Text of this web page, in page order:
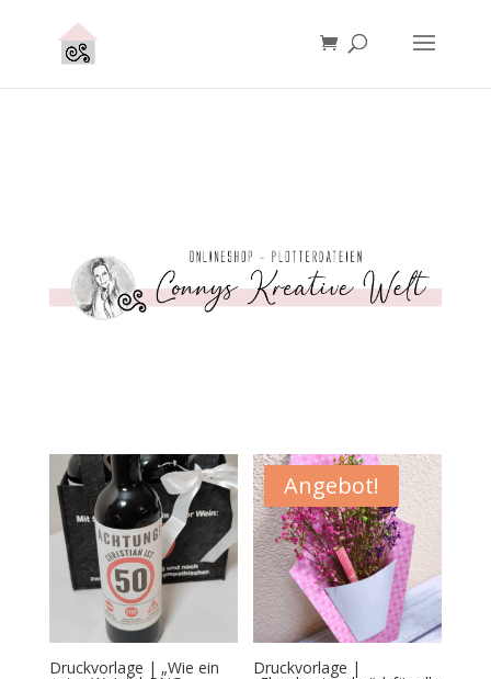
Druckvorlage | „Wie ein
Angebot!
Druckvorlage |